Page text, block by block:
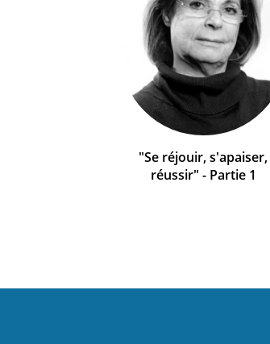
"Se réjouir, s'apaiser,
réussir" - Partie 1